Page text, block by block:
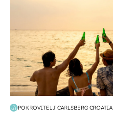
POKROVITELJ CARLSBERG CROATIA